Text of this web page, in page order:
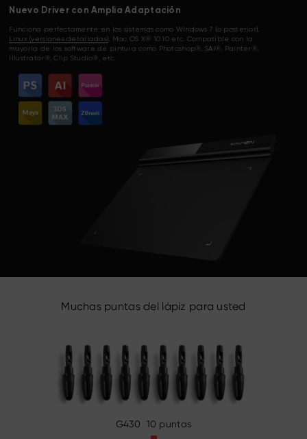
Nuevo Driver con Amplia Adaptación
Funciona perfectamente en los sistemas como Windows 7 (o posterior),
Linux (versiones detalladas) , Mac OS X® 10.10 etc. Compatible con la
mayoría de los software de pintura como Photoshop®, SAI®, Painter®,
Illustrator®, Clip Studio®, etc.
Muchas puntas del lápiz para usted
G430 10 puntas